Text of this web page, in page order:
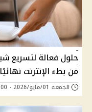
من بطء الإنترنت نهائيًا
الجمعة 01/مايو/2026 - 09:00 ص